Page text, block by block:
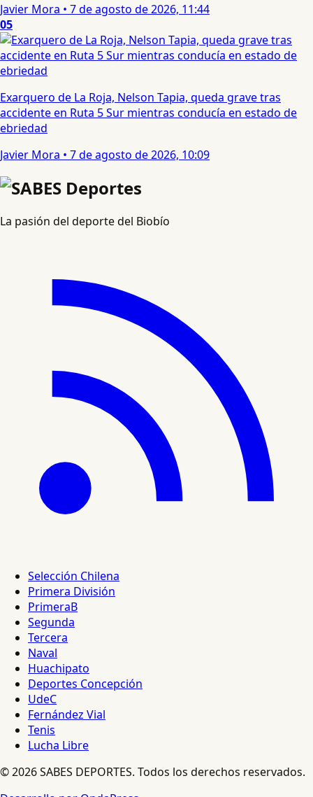
Javier Mora • 7 de agosto de 2026, 11:44
05
Exarquero de La Roja, Nelson Tapia, queda grave tras
accidente en Ruta 5 Sur mientras conducía en estado de
ebriedad
Javier Mora • 7 de agosto de 2026, 10:09
La pasión del deporte del Biobío
Selección Chilena
Primera División
PrimeraB
Segunda
Tercera
Naval
Huachipato
Deportes Concepción
UdeC
Fernández Vial
Tenis
Lucha Libre
© 2026 SABES DEPORTES. Todos los derechos reservados.